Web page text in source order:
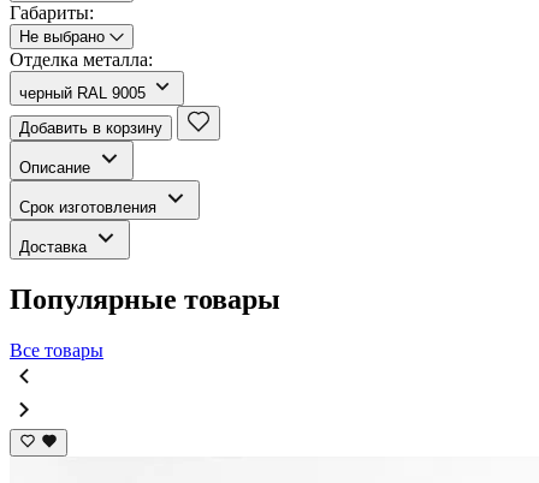
Габариты:
Не выбрано
Отделка металла:
черный RAL 9005
Добавить в корзину
Описание
Срок изготовления
Доставка
Популярные товары
Все товары